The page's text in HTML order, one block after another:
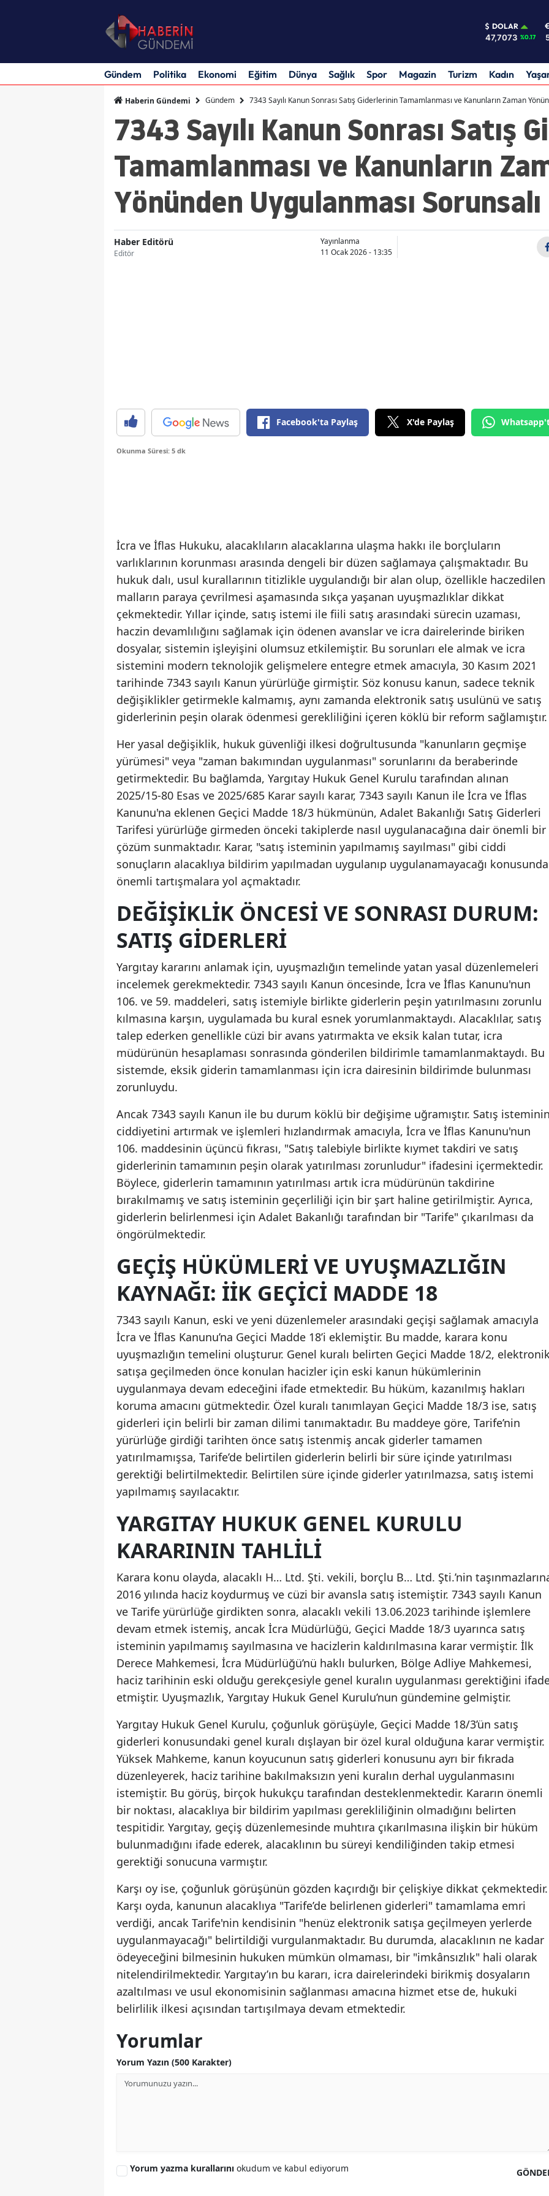
DOLAR
47,7073 %0.17
Gündem Politika Ekonomi Eğitim Dünya Sağlık Spor Magazin Turizm Kadın
Haberin Gündemi Gündem 7343 Sayılı Kanun Sonrası Satış Giderlerinin Tamamlanması ve Kanunların Zaman
7343 Sayılı Kanun Sonrası Satış
Tamamlanması ve Kanunların
Yönünden Uygulanması Sorunsalı
Haber Editörü
Editör
Yayınlanma
11 Ocak 2026 - 13:35
Facebook'ta Paylaş X'de Paylaş
Okunma Süresi: 5 dk
İcra ve İflas Hukuku, alacaklıların alacaklarına ulaşma hakkı ile borçluların
varlıklarının korunması arasında dengeli bir düzen sağlamaya çalışmaktadır. Bu
hukuk dalı, usul kurallarının titizlikle uygulandığı bir alan olup, özellikle haczedilen
malların paraya çevrilmesi aşamasında sıkça yaşanan uyuşmazlıklar dikkat
çekmektedir. Yıllar içinde, satış istemi ile fiili satış arasındaki sürecin uzaması,
haczin devamlılığını sağlamak için ödenen avanslar ve icra dairelerinde biriken
dosyalar, sistemin işleyişini olumsuz etkilemiştir. Bu sorunları ele almak ve icra
sistemini modern teknolojik gelişmelere entegre etmek amacıyla, 30 Kasım 2021
tarihinde 7343 sayılı Kanun yürürlüğe girmiştir. Söz konusu kanun, sadece teknik
değişiklikler getirmekle kalmamış, aynı zamanda elektronik satış usulünü ve satış
giderlerinin peşin olarak ödenmesi gerekliliğini içeren köklü bir reform sağlamıştır.
Her yasal değişiklik, hukuk güvenliği ilkesi doğrultusunda "kanunların geçmişe
yürümesi" veya "zaman bakımından uygulanması" sorunlarını da beraberinde
getirmektedir. Bu bağlamda, Yargıtay Hukuk Genel Kurulu tarafından alınan
2025/15-80 Esas ve 2025/685 Karar sayılı karar, 7343 sayılı Kanun ile İcra ve İflas
Kanunu'na eklenen Geçici Madde 18/3 hükmünün, Adalet Bakanlığı Satış Giderleri
Tarifesi yürürlüğe girmeden önceki takiplerde nasıl uygulanacağına dair önemli bir
çözüm sunmaktadır. Karar, "satış isteminin yapılmamış sayılması" gibi ciddi
sonuçların alacaklıya bildirim yapılmadan uygulanıp uygulanamayacağı konusunda
önemli tartışmalara yol açmaktadır.
DEĞIŞIKLIK ÖNCESI VE SONRASI DURUM:
SATIŞ GIDERLERI
Yargıtay kararını anlamak için, uyuşmazlığın temelinde yatan yasal düzenlemeleri
incelemek gerekmektedir. 7343 sayılı Kanun öncesinde, İcra ve İflas Kanunu'nun
106. ve 59. maddeleri, satış istemiyle birlikte giderlerin peşin yatırılmasını zorunlu
kılmasına karşın, uygulamada bu kural esnek yorumlanmaktaydı. Alacaklılar, satış
talep ederken genellikle cüzi bir avans yatırmakta ve eksik kalan tutar, icra
müdürünün hesaplaması sonrasında gönderilen bildirimle tamamlanmaktaydı. Bu
sistemde, eksik giderin tamamlanması için icra dairesinin bildirimde bulunması
zorunluydu.
Ancak 7343 sayılı Kanun ile bu durum köklü bir değişime uğramıştır. Satış
ciddiyetini artırmak ve işlemleri hızlandırmak amacıyla, İcra ve İflas Kanunu'nun
106. maddesinin üçüncü fıkrası, "Satış talebiyle birlikte kıymet takdiri ve satış
giderlerinin tamamının peşin olarak yatırılması zorunludur" ifadesini içermektedir.
Böylece, giderlerin tamamının yatırılması artık icra müdürünün takdirine
bırakılmamış ve satış isteminin geçerliliği için bir şart haline getirilmiştir. Ayrıca,
giderlerin belirlenmesi için Adalet Bakanlığı tarafından bir "Tarife" çıkarılması da
öngörülmektedir.
GEÇIŞ HÜKÜMLERI VE UYUŞMAZLIĞIN
KAYNAĞI: İİK GEÇICI MADDE 18
7343 sayılı Kanun, eski ve yeni düzenlemeler arasındaki geçişi sağlamak amacıyla
İcra ve İflas Kanunu’na Geçici Madde 18’i eklemiştir. Bu madde, karara konu
uyuşmazlığın temelini oluşturur. Genel kuralı belirten Geçici Madde 18/2,
satışa geçilmeden önce konulan hacizler için eski kanun hükümlerinin
uygulanmaya devam edeceğini ifade etmektedir. Bu hüküm, kazanılmış hakları
koruma amacını gütmektedir. Özel kuralı tanımlayan Geçici Madde 18/3 ise, satış
giderleri için belirli bir zaman dilimi tanımaktadır. Bu maddeye göre, Tarife’nin
yürürlüğe girdiği tarihten önce satış istenmiş ancak giderler tamamen
yatırılmamışsa, Tarife’de belirtilen giderlerin belirli bir süre içinde yatırılması
gerektiği belirtilmektedir. Belirtilen süre içinde giderler yatırılmazsa, satış istemi
yapılmamış sayılacaktır.
YARGITAY HUKUK GENEL KURULU
KARARININ TAHLILI
Karara konu olayda, alacaklı H… Ltd. Şti. vekili, borçlu B… Ltd. Şti.’nin
2016 yılında haciz koydurmuş ve cüzi bir avansla satış istemiştir. 7343 sayılı Kanun
ve Tarife yürürlüğe girdikten sonra, alacaklı vekili 13.06.2023 tarihinde işlemlere
devam etmek istemiş, ancak İcra Müdürlüğü, Geçici Madde 18/3 uyarınca satış
isteminin yapılmamış sayılmasına ve hacizlerin kaldırılmasına karar vermiştir. İlk
Derece Mahkemesi, İcra Müdürlüğü’nü haklı bulurken, Bölge Adliye Mahkemesi,
haciz tarihinin eski olduğu gerekçesiyle genel kuralın uygulanması gerektiğini
etmiştir. Uyuşmazlık, Yargıtay Hukuk Genel Kurulu’nun gündemine gelmiştir.
Yargıtay Hukuk Genel Kurulu, çoğunluk görüşüyle, Geçici Madde 18/3’ün satış
giderleri konusundaki genel kuralı dışlayan bir özel kural olduğuna karar vermiştir.
Yüksek Mahkeme, kanun koyucunun satış giderleri konusunu ayrı bir fıkrada
düzenleyerek, haciz tarihine bakılmaksızın yeni kuralın derhal uygulanmasını
istemiştir. Bu görüş, birçok hukukçu tarafından desteklenmektedir. Kararın önemli
bir noktası, alacaklıya bir bildirim yapılması gerekliliğinin olmadığını belirten
tespitidir. Yargıtay, geçiş düzenlemesinde muhtıra çıkarılmasına ilişkin bir hüküm
bulunmadığını ifade ederek, alacaklının bu süreyi kendiliğinden takip etmesi
gerektiği sonucuna varmıştır.
Karşı oy ise, çoğunluk görüşünün gözden kaçırdığı bir çelişkiye dikkat çekmektedir.
Karşı oyda, kanunun alacaklıya "Tarife’de belirlenen giderleri" tamamlama emri
verdiği, ancak Tarife'nin kendisinin "henüz elektronik satışa geçilmeyen yerlerde
uygulanmayacağı" belirtildiği vurgulanmaktadır. Bu durumda, alacaklının ne kadar
ödeyeceğini bilmesinin hukuken mümkün olmaması, bir "imkânsızlık" hali olarak
nitelendirilmektedir. Yargıtay’ın bu kararı, icra dairelerindeki birikmiş dosyaların
azaltılması ve usul ekonomisinin sağlanması amacına hizmet etse de, hukuki
belirlilik ilkesi açısından tartışılmaya devam etmektedir.
Yorumlar
Yorum Yazın (500 Karakter)
Yorum yazma kurallarını okudum ve kabul ediyorum